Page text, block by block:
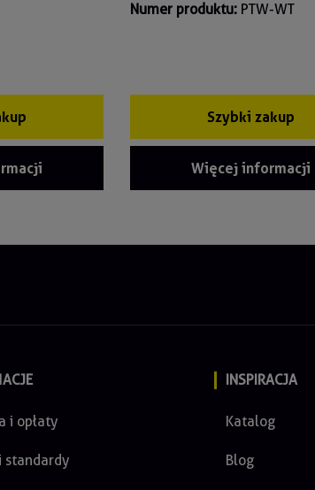
Numer produktu: PTW-WT
Szybki zakup
Więcej informacji
i opłaty
standardy
INSPIRACJA
Katalog
Blog